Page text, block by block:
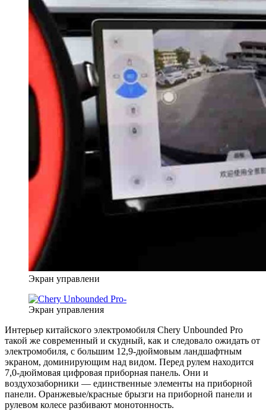
Экран управлени
Экран управления
Интерьер китайского электромобиля Chery Unbounded Pro
такой же современный и скудный, как и следовало ожидать от
электромобиля, с большим 12,9-дюймовым ландшафтным
экраном, доминирующим над видом. Перед рулем находится
7,0-дюймовая цифровая приборная панель. Они и
воздухозаборники — единственные элементы на приборной
панели. Оранжевые/красные брызги на приборной панели и
рулевом колесе разбивают монотонность.